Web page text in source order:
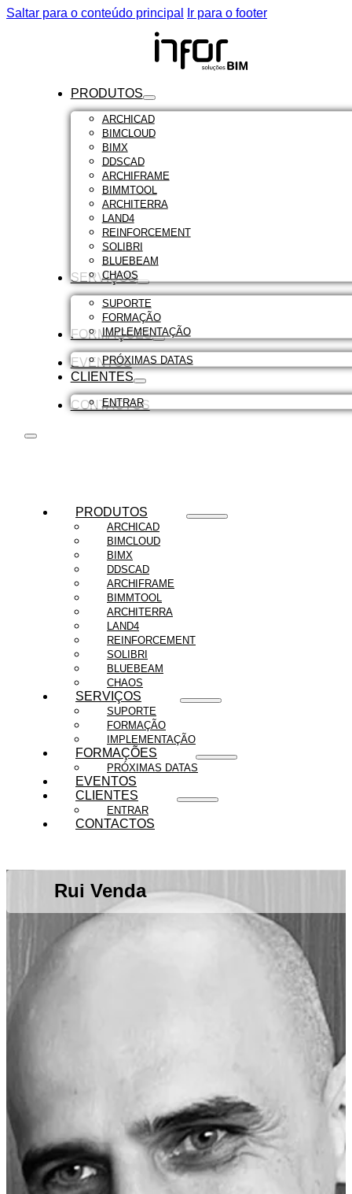
Saltar para o conteúdo principal Ir para o footer
PRODUTOS
ARCHICAD
BIMCLOUD
BIMX
DDSCAD
ARCHIFRAME
BIMMTOOL
ARCHITERRA
LAND4
REINFORCEMENT
SOLIBRI
BLUEBEAM
CHAOS
SERVIÇOS
SUPORTE
FORMAÇÃO
IMPLEMENTAÇÃO
FORMAÇÕES
PRÓXIMAS DATAS
EVENTOS
CLIENTES
ENTRAR
CONTACTOS
PRODUTOS
ARCHICAD
BIMCLOUD
BIMX
DDSCAD
ARCHIFRAME
BIMMTOOL
ARCHITERRA
LAND4
REINFORCEMENT
SOLIBRI
BLUEBEAM
CHAOS
SERVIÇOS
SUPORTE
FORMAÇÃO
IMPLEMENTAÇÃO
FORMAÇÕES
PRÓXIMAS DATAS
EVENTOS
CLIENTES
ENTRAR
CONTACTOS
Rui Venda